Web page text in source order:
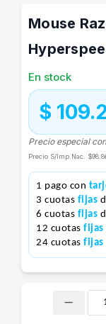
Mouse
En stock
$
Precio especial
Precio S/Imp.Nac.
1 pago con
3 cuotas fijas
6 cuotas fijas
12 cuotas fijas
24 cuotas fijas